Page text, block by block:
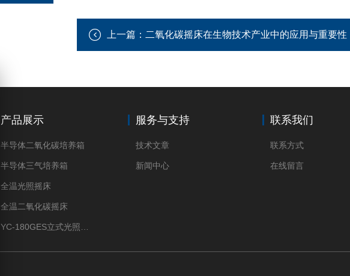
上一篇： 二氧化碳摇床在生物技术产业中的应用与重要性
产品展示
半导体二氧化碳培养箱
半导体三气培养箱
全温光照摇床
全温二氧化碳摇床
服务与支持
技术文章
新闻中心
联系我们
联系方式
在线留言